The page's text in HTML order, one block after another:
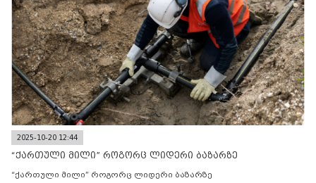
2025-10-20 12:44
“ქართული მილი” როგორც ლიდერი ბაზარზე
“ქართული მილი” როგორც ლიდერი ბაზარზე